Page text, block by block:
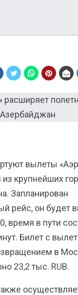
вылеты
крупнейших
Запланирован
рейс, он будет
время в пути
Билет с
в
23,2 тыс. RUB.